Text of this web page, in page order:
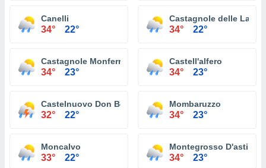
Canelli
34° 22°
Castagnole delle Lanze
34° 22°
Castagnole Monferrato
34° 23°
Castell'alfero
34° 23°
Castelnuovo Don Bosco
32° 22°
Mombaruzzo
34° 23°
Moncalvo
33° 22°
Montegrosso D'asti
34° 23°